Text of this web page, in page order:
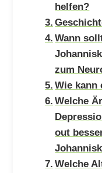
helfen?
Wann
zum
Wie kann
Welche
out
Welche